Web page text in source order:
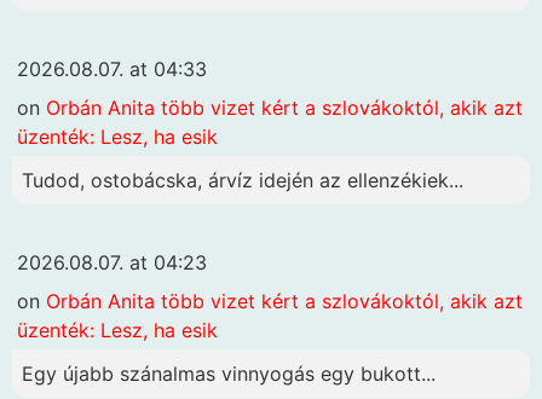
2026.08.07. at 04:33
on Orbán Anita több vizet kért a szlovákoktól, akik azt
üzenték: Lesz, ha esik
Tudod, ostobácska, árvíz idején az ellenzékiek...
2026.08.07. at 04:23
on Orbán Anita több vizet kért a szlovákoktól, akik azt
üzenték: Lesz, ha esik
Egy újabb szánalmas vinnyogás egy bukott...